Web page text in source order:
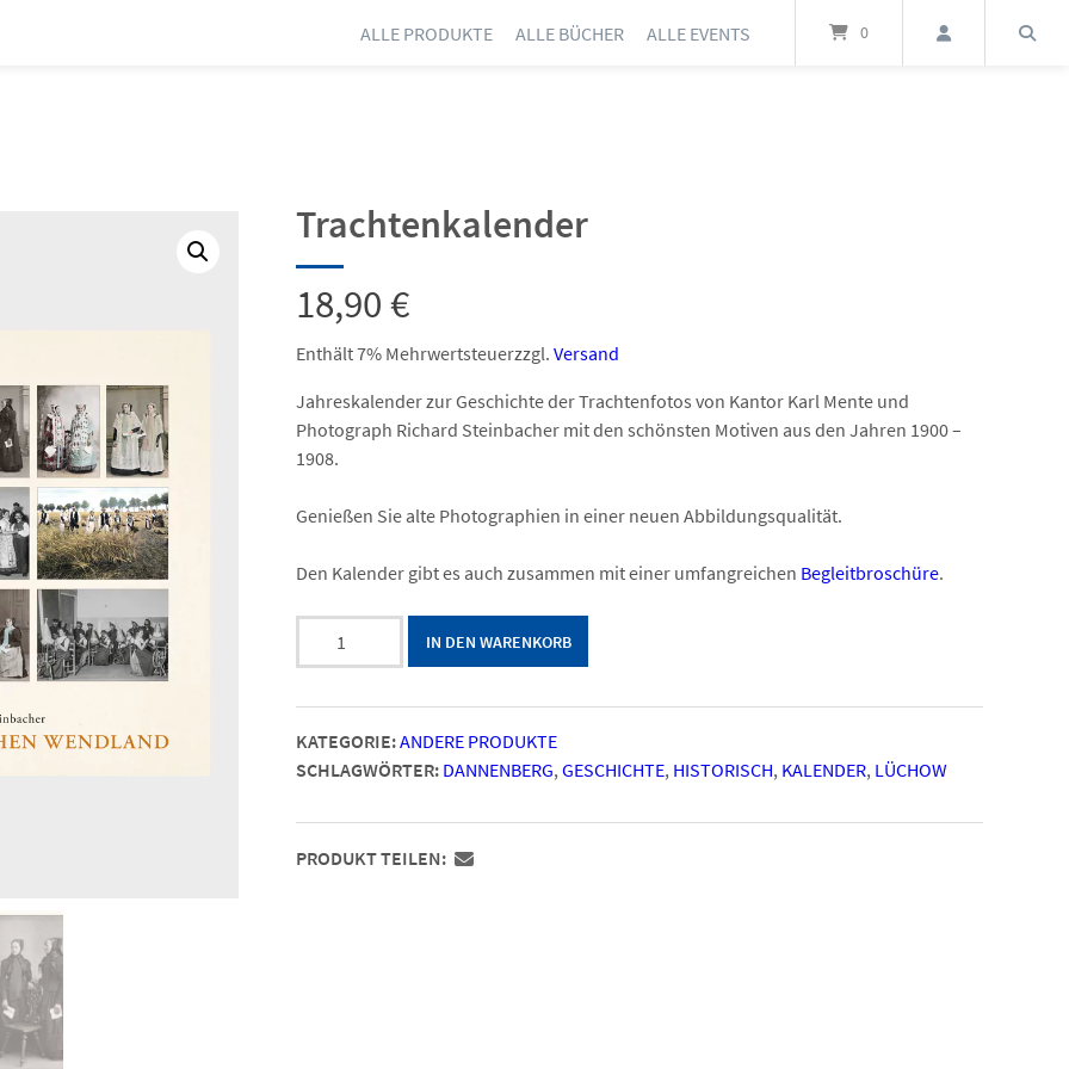
ALLE PRODUKTE ALLE BÜCHER ALLE EVENTS 0
Trachtenkalender
18,90€
Enthält 7% Mehrwertsteuerzzgl. Versand
Jahreskalender zur Geschichte der Trachtenfotos von Kantor Karl Mente und
Photograph Richard Steinbacher mit den schönsten Motiven aus den Jahren 1900 –
1908.
Genießen Sie alte Photographien in einer neuen Abbildungsqualität.
Den Kalender gibt es auch zusammen mit einer umfangreichen Begleitbroschüre.
IN DEN WARENKORB
KATEGORIE:ANDERE PRODUKTE
SCHLAGWÖRTER: DANNENBERG,GESCHICHTE, HISTORISCH, KALENDER, LÜCHOW
PRODUKT TEILEN: